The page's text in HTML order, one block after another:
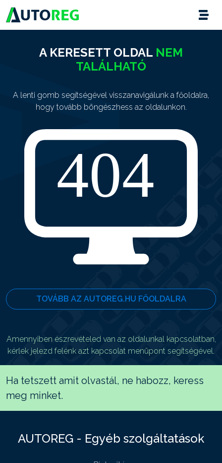
A KERESETT OLDAL NEM
TALÁLHATÓ
A lenti gomb segítségével visszanavigálunk a főoldalra,
hogy tovább böngészhess az oldalunkon.
TOVÁBB AZ AUTOREG.HU FŐOLDALRA
Amennyiben észrevételed van az oldalunkal kapcsolatban,
kérlek jelezd felénk azt kapcsolat menüpont segítségével.
Ha tetszett amit olvastál, ne habozz, keress
meg minket.
AUTOREG - Egyéb szolgáltatások